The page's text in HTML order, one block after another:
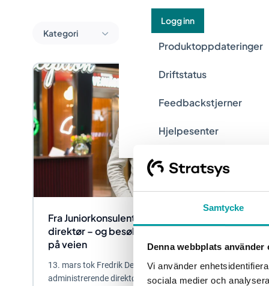
Samtycke
Denna webbplats använder
Vi använder
sociala medier och
Logg inn
Produktoppdateringer
Driftstatus
Feedbackstjerner
Hjelpesenter
Kategori
Fra Juniorkonsulent til administrerende
direktør – og besøk i alle Sveriges kommuner
på veien
13. mars tok Fredrik Demling over som ny
administrerende direktør i Stratsys, etter Henrik